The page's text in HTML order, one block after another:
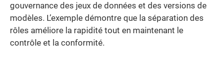
gouvernance des jeux de données et des versions de
modèles. L’exemple démontre que la séparation des
rôles améliore la rapidité tout en maintenant le
contrôle et la conformité.